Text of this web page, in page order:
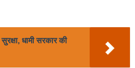
धामी सरकार की